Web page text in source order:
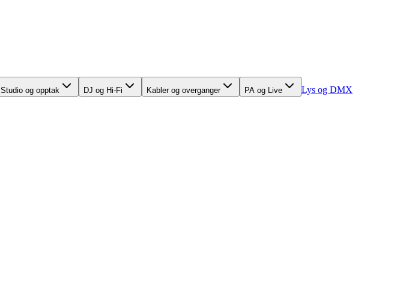
Studio og opptak DJ og Hi-Fi Kabler og overganger PA og Live Lys og DMX